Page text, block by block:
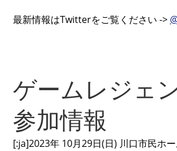
最新情報はTwitterをご覧ください ->
ゲームレジェ
参加情報
[:ja]2023年 10月29日(日) 川口市民ホ